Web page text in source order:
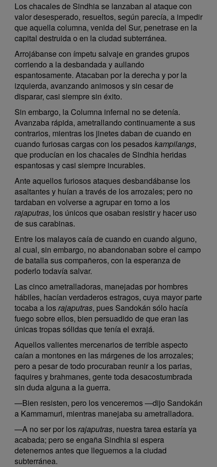
Los chacales de Sindhia se lanzaban al ataque con
valor desesperado, resueltos, según parecía, a impedir
que aquella columna, venida del Sur, penetrase en la
capital destruida o en la ciudad subterránea.
Arrojábanse con ímpetu salvaje en grandes grupos
corriendo a la desbandada y aullando
espantosamente. Atacaban por la derecha y por la
izquierda, avanzando animosos y sin cesar de
disparar, casi siempre sin éxito.
Sin embargo, la Columna infernal no se detenía.
Avanzaba rápida, ametrallando continuamente a sus
contrarios, mientras los jinetes daban de cuando en
cuando furiosas cargas con los pesadoskampilangs,
que producían en los chacales de Sindhia heridas
espantosas y casi siempre incurables.
Ante aquellos furiosos ataques desbandábanse los
asaltantes y huían a través de los arrozales; pero no
tardaban en volverse a agrupar en torno a los
rajaputras, los únicos que osaban resistir y hacer uso
de sus carabinas.
Entre los malayos caía de cuando en cuando alguno,
al cual, sin embargo, no abandonaban sobre el campo
de batalla sus compañeros, con la esperanza de
poderlo todavía salvar.
Las cinco ametralladoras, manejadas por hombres
hábiles, hacían verdaderos estragos, cuya mayor parte
tocaba a losrajaputras, pues Sandokán sólo hacía
fuego sobre ellos, bien persuadido de que eran las
únicas tropas sólidas que tenía el exrajá.
Aquellos valientes mercenarios de terrible aspecto
caían a montones en las márgenes de los arrozales;
pero a pesar de todo procuraban reunir a los parias,
faquires y brahmanes, gente toda desacostumbrada
sin duda alguna a la guerra.
—Bien resisten, pero los venceremos —dijo Sandokán
a Kammamuri, mientras manejaba su ametralladora.
—A no ser por losrajaputras, nuestra tarea estaría ya
acabada; pero se engaña Sindhia si espera
detenernos antes que lleguemos a la ciudad
subterránea.